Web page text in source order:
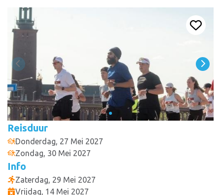
Reisduur
Donderdag, 27 Mei 2027
Zondag, 30 Mei 2027
Info
Zaterdag, 29 Mei 2027
Vrijdag, 14 Mei 2027